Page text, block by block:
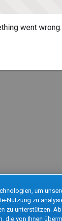
went
um
Nutzung zu
zu unterstützen.
die von Ihnen